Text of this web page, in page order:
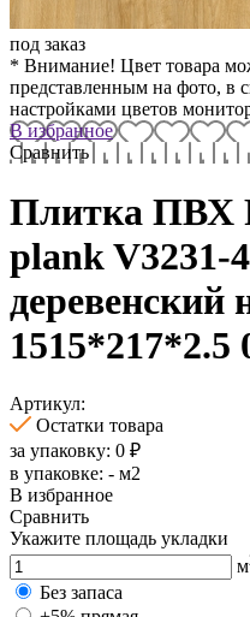
под заказ
* Внимание! Цвет товара
представленным на фото, в
настройками цветов
В избранное
Сравнить
Плитка ПВХ
plank V3231-
деревенский
1515*217*2.5
Артикул:
Остатки товара
за упаковку: 0 ₽
в упаковке: - м2
В избранное
Сравнить
Укажите площадь укладки
м
Без запаса